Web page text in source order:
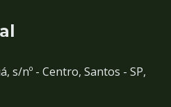
s/nº - Centro, Santos - SP,